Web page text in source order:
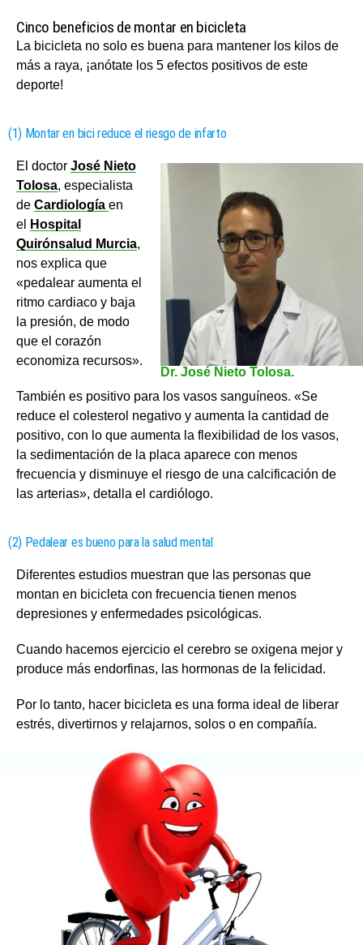
Cinco beneficios de montar en bicicleta
La bicicleta no solo es buena para mantener los kilos de
más a raya, ¡anótate los 5 efectos positivos de este
deporte!
(1) Montar en bici reduce el riesgo de infarto
Dr. José Nieto Tolosa.
El doctor José Nieto
Tolosa, especialista
de Cardiología en
el
Hospital
Quirónsalud Murcia,
nos explica que
«pedalear aumenta el
ritmo cardiaco y baja
la presión, de modo
que el corazón
economiza recursos».
También es positivo para los vasos sanguíneos. «Se
reduce el colesterol negativo y aumenta la cantidad de
positivo, con lo que aumenta la flexibilidad de los vasos,
la sedimentación de la placa aparece con menos
frecuencia y disminuye el riesgo de una calcificación de
las arterias», detalla el cardiólogo.
(2) Pedalear es bueno para la salud mental
Diferentes estudios muestran que las personas que
montan en bicicleta con frecuencia tienen menos
depresiones y enfermedades psicológicas.
Cuando hacemos ejercicio el cerebro se oxigena mejor y
produce más endorfinas, las hormonas de la felicidad.
Por lo tanto, hacer bicicleta es una forma ideal de liberar
estrés, divertirnos y relajarnos, solos o en compañía.